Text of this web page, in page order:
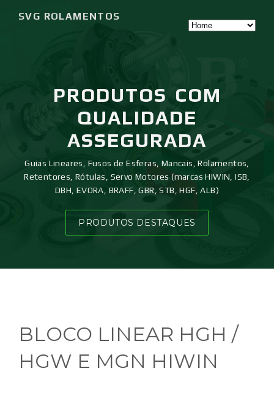
SVG ROLAMENTOS
PRODUTOS COM
QUALIDADE
ASSEGURADA
Guias Lineares, Fusos de Esferas, Mancais, Rolamentos,
Retentores, Rótulas, Servo Motores (marcas HIWIN, ISB,
DBH, EVORA, BRAFF, GBR, STB, HGF, ALB)
PRODUTOS DESTAQUES
BLOCO LINEAR HGH /
HGW E MGN HIWIN